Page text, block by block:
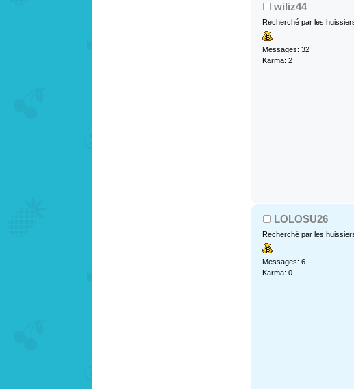
wiliz44
Recherché par les
Messages: 32
Karma: 2
LOLOSU26
Recherché par les
Messages: 6
Karma: 0